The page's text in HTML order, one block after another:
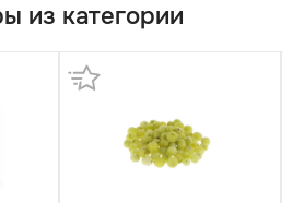
из категории